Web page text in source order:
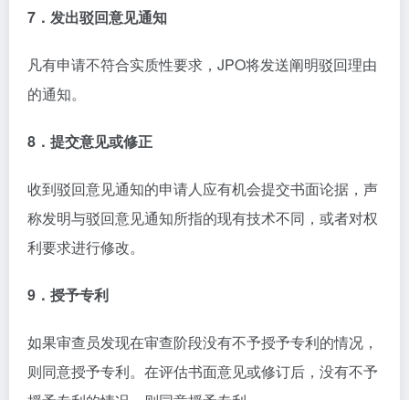
7．发出驳回意见通知
凡有申请不符合实质性要求，JPO将发送阐明驳回理由
的通知。
8．提交意见或修正
收到驳回意见通知的申请人应有机会提交书面论据，声
称发明与驳回意见通知所指的现有技术不同，或者对权
利要求进行修改。
9．授予专利
如果审查员发现在审查阶段没有不予授予专利的情况，
则同意授予专利。在评估书面意见或修订后，没有不予